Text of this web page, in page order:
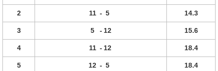
2 11 - 5 14.3
3 5 - 12 15.6
4 11 - 12 18.4
5 12 - 5 18.4